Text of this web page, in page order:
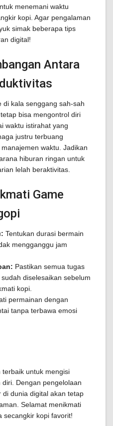
menemani waktu
kopi. Agar pengalaman
simak beberapa tips
digital!
Antara
di kala senggang sah-sah
bisa mengontrol diri
waktu istirahat yang
justru terbuang
waktu. Jadikan
hiburan ringan untuk
lelah beraktivitas.
Game
Tentukan durasi bermain
mengganggu jam
Pastikan semua tugas
diselesaikan sebelum
kopi.
permainan dengan
tanpa terbawa emosi
untuk mengisi
Dengan pengelolaan
dunia digital akan tetap
Selamat menikmati
secangkir kopi favorit!